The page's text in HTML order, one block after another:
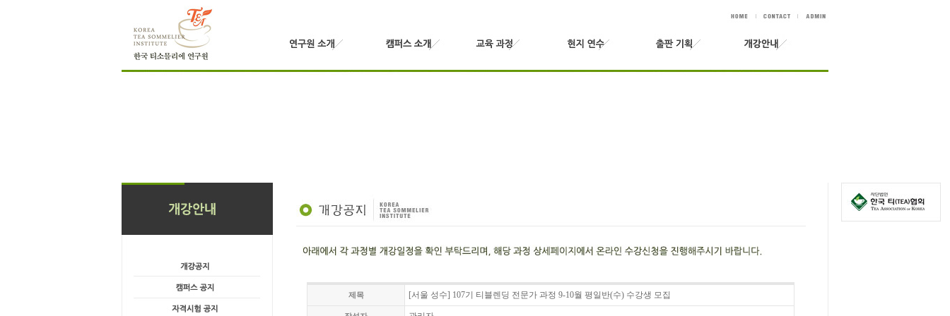
제목 [서울 성수] 107기 티블렌딩 전문가 과정 9-10월 평일반(수) 수강생 모집